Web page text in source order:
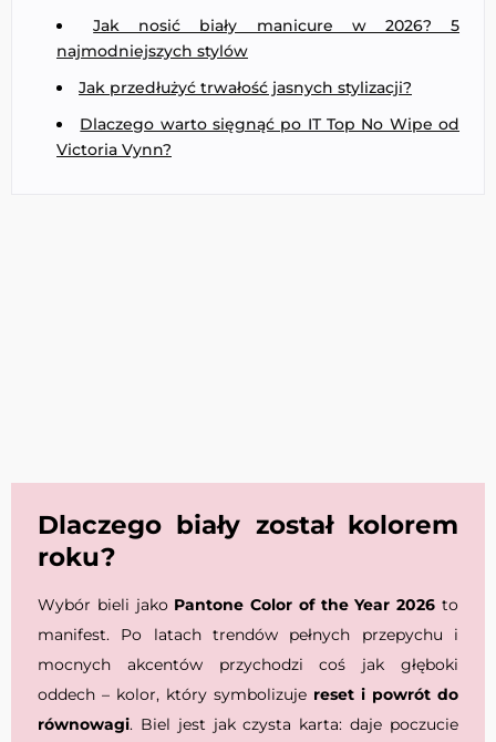
Jak nosić biały manicure w 2026? 5
najmodniejszych stylów
Jak przedłużyć trwałość jasnych stylizacji?
Dlaczego warto sięgnąć po IT Top No Wipe od
Victoria Vynn?
Dlaczego biały został kolorem
roku?
Wybór bieli jako Pantone Color of the Year 2026 to
manifest. Po latach trendów pełnych przepychu i
mocnych akcentów przychodzi coś jak głęboki
oddech – kolor, który symbolizuje reset i powrót do
równowagi. Biel jest jak czysta karta: daje poczucie